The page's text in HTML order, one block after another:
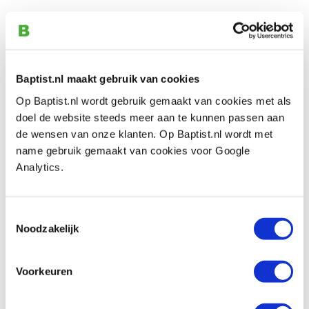
Baptist.nl maakt gebruik van cookies
Op Baptist.nl wordt gebruik gemaakt van cookies met als
doel de website steeds meer aan te kunnen passen aan
de wensen van onze klanten. Op Baptist.nl wordt met
name gebruik gemaakt van cookies voor Google
Analytics.
Noodzakelijk
Voorkeuren
€ 22,56 excl. btw
Op voorraad
Vergelijken